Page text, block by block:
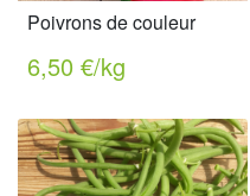
Poivrons de couleur
6,50 €/kg